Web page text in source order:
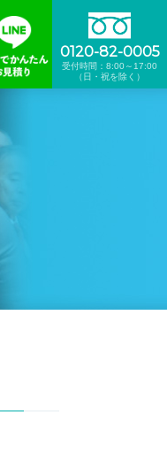
0120-82-0005
受付時間：8:00～17:00
（日・祝を除く）